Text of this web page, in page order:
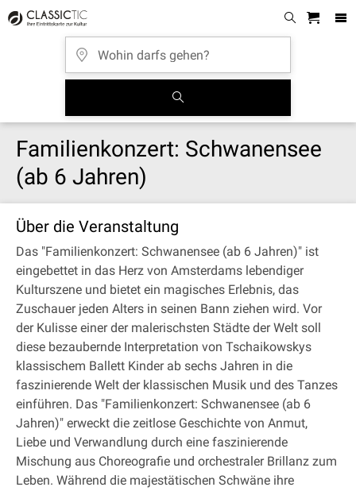
Familienkonzert: Schwanensee
(ab 6 Jahren)
Über die Veranstaltung
Das "Familienkonzert: Schwanensee (ab 6 Jahren)" ist
eingebettet in das Herz von Amsterdams lebendiger
Kulturszene und bietet ein magisches Erlebnis, das
Zuschauer jeden Alters in seinen Bann ziehen wird. Vor
der Kulisse einer der malerischsten Städte der Welt soll
diese bezaubernde Interpretation von Tschaikowskys
klassischem Ballett Kinder ab sechs Jahren in die
faszinierende Welt der klassischen Musik und des Tanzes
einführen. Das "Familienkonzert: Schwanensee (ab 6
Jahren)" erweckt die zeitlose Geschichte von Anmut,
Liebe und Verwandlung durch eine faszinierende
Mischung aus Choreografie und orchestraler Brillanz zum
Leben. Während die majestätischen Schwäne ihre